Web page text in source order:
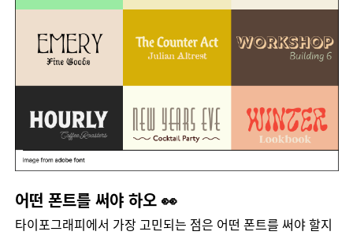
어떤 폰트를 써야 하오 👀
타이포그래피에서 가장고민되는 점은 어떤 폰트를 써야할지